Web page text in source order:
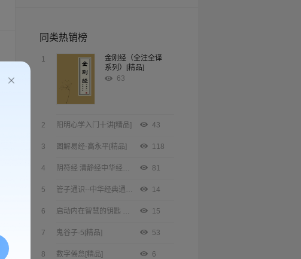
同类热销榜
1
金刚经（全注全译
系列）[精品]
63
2 阳明心学入门十讲[精品] 43
3 图解易经-高永平[精品] 118
4 阴符经 清静经中华经典名著全本全注全译丛书【中华书局出品】[精品] 81
5 管子通识--中华经典通识【中华书局出品】[精品] 14
6 启动内在智慧的钥匙 ：六祖坛经解读[精品] 15
7 鬼谷子-5[精品] 53
8 数字倦怠[精品] 6